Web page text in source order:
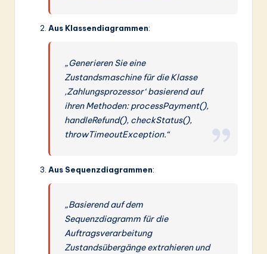
Aus Klassendiagrammen:
„Generieren Sie eine
Zustandsmaschine für die Klasse
‚Zahlungsprozessor‘ basierend auf
ihren Methoden: processPayment(),
handleRefund(), checkStatus(),
throwTimeoutException.“
Aus Sequenzdiagrammen:
„Basierend auf dem
Sequenzdiagramm für die
Auftragsverarbeitung
Zustandsübergänge extrahieren und